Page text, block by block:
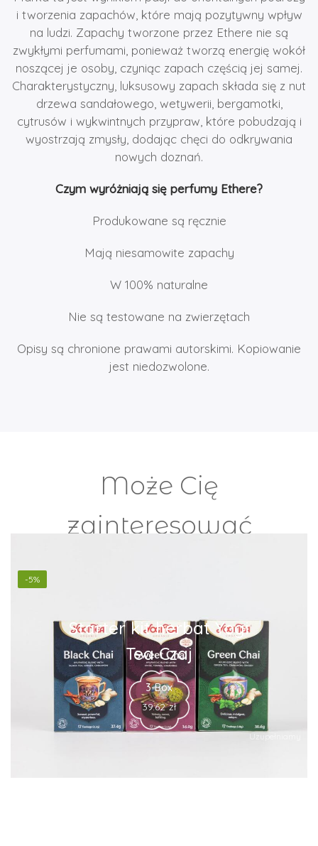
i tworzenia zapachów, które mają pozytywny wpływ
na ludzi. Zapachy tworzone przez Ethere nie są
zwykłymi perfumami, ponieważ tworzą energię wokół
noszącej je osoby, czyniąc zapach częścią jej samej.
Charakterystyczny, luksusowy zapach składa się z nut
drzewa sandałowego, wetywerii, bergamotki,
cytrusów i wykwintnych przypraw, które pobudzają i
wyostrzają zmysły, dodając chęci do odkrywania
nowych doznań.
Czym wyróżniają się perfumy Ethere?
Produkowane są ręcznie
Mają niesamowite zapachy
W 100% naturalne
Nie są testowane na zwierzętach
Opisy są chronione prawami autorskimi. Kopiowanie
jest niedozwolone.
Może Cię
zainteresować
-5%
Uzupełniamy
Starter kit herbat Yogi
Tea Czaj
3-Box
39.62 zł